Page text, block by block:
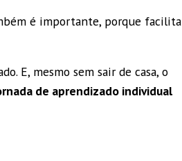
é importante, porque facilita
E, mesmo sem sair de casa, o
de aprendizado individual